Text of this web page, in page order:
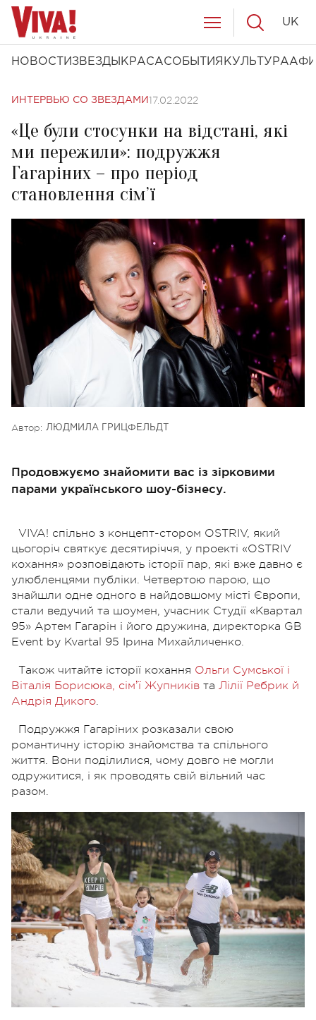
НОВОСТИ ЗВЕЗДЫ КРАСАСОБЫТИЯ КУЛЬТУРА
UK
ИНТЕРВЬЮ СО ЗВЕЗДАМИ 17.02.2022
«Це були стосунки на відстані, які
ми пережили»: подружжя
Гагаріних – про період
становлення сім’ї
Автор: ЛЮДМИЛА ГРИЦФЕЛЬДТ
Продовжуємо знайомити вас із зірковими
парами українського шоу-бізнесу.
VIVA! спільно з концепт-стором OSTRIV, який
цьогоріч святкує десятиріччя, у проекті «OSTRIV
кохання» розповідають історії пар, які вже давно є
улюбленцями публіки. Четвертою парою, що
знайшли одне одного в найдовшому місті Європи,
стали ведучий та шоумен, учасник Студії «Квартал
95» Артем Гагарін і його дружина, директорка GB
Event by Kvartal 95 Ірина Михайличенко.
Також читайте історії кохання Ольги Сумської і
Віталія Борисюка, сімʼї Жупників та Лілії Ребрик й
Андрія Дикого.
Подружжя Гагаріних розказали свою
романтичну історію знайомства та спільного
життя. Вони поділилися, чому довго не могли
одружитися, і як проводять свій вільний час
разом.